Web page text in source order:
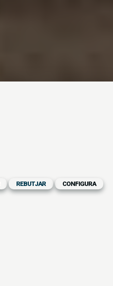
REBUTJAR CONFIGURA